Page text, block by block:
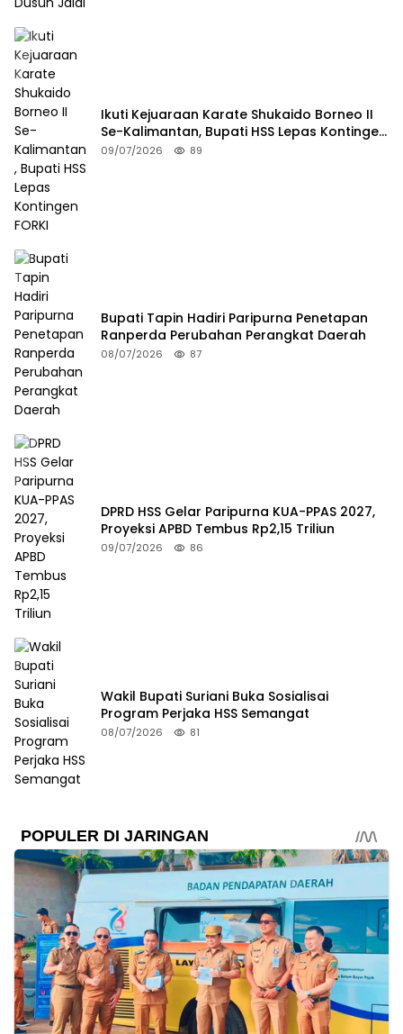
Ikuti Kejuaraan Karate Shukaido Borneo II
Se-Kalimantan, Bupati HSS Lepas Kontingen
FORKI
09/07/2026 89
Bupati Tapin Hadiri Paripurna Penetapan
Ranperda Perubahan Perangkat Daerah
08/07/2026 87
DPRD HSS Gelar Paripurna KUA-PPAS 2027,
Proyeksi APBD Tembus Rp2,15 Triliun
09/07/2026 86
Wakil Bupati Suriani Buka Sosialisai
Program Perjaka HSS Semangat
08/07/2026 81